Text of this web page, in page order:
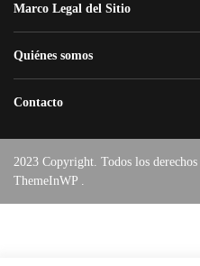
Marco Legal del Sitio
Quiénes somos
Contacto
2023 Copyright. Todos los
ThemeInWP